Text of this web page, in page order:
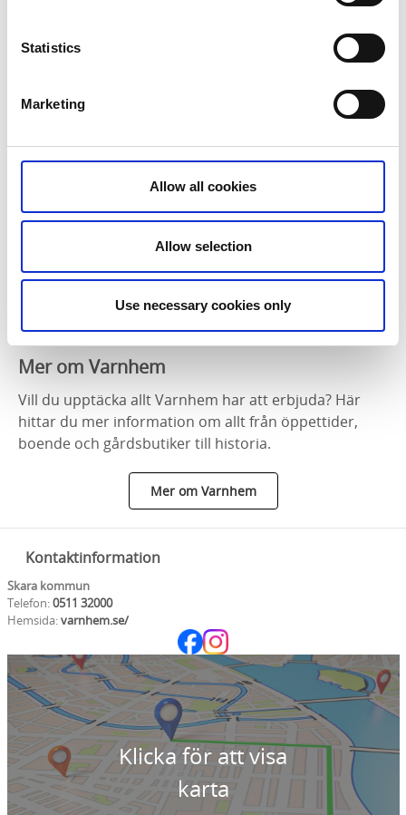
Statistics
Marketing
Allow all cookies
Allow selection
Use necessary cookies only
Från klostrets by till Varnhems stationssamhälle
Bo Ramvikens fotoserie om ett småbrukarpars liv
Historien om Sverige
där delar av materialet filmats i Varnhem. Den
spännande dokumentärserien kan du fortfarande se
på svtplay.
Se programmet
Mer om Varnhem
Vill du upptäcka allt Varnhem har att erbjuda? Här
hittar du mer information om allt från öppettider,
boende och gårdsbutiker till historia.
Mer om Varnhem
Kontaktinformation
Skara kommun
Telefon:0511 32000
Hemsida:varnhem.se/
Klicka för att visa
karta